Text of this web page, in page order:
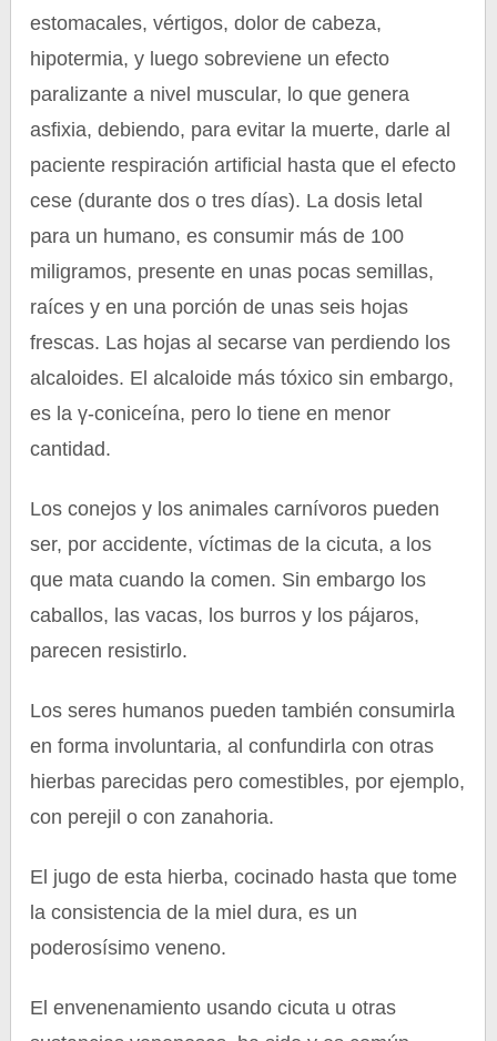
estomacales, vértigos, dolor de cabeza,
hipotermia, y luego sobreviene un efecto
paralizante a nivel muscular, lo que genera
asfixia, debiendo, para evitar la muerte, darle al
paciente respiración artificial hasta que el efecto
cese (durante dos o tres días). La dosis letal
para un humano, es consumir más de 100
miligramos, presente en unas pocas semillas,
raíces y en una porción de unas seis hojas
frescas. Las hojas al secarse van perdiendo los
alcaloides. El alcaloide más tóxico sin embargo,
es la γ-coniceína, pero lo tiene en menor
cantidad.
Los conejos y los animales carnívoros pueden
ser, por accidente, víctimas de la cicuta, a los
que mata cuando la comen. Sin embargo los
caballos, las vacas, los burros y los pájaros,
parecen resistirlo.
Los seres humanos pueden también consumirla
en forma involuntaria, al confundirla con otras
hierbas parecidas pero comestibles, por ejemplo,
con perejil o con zanahoria.
El jugo de esta hierba, cocinado hasta que tome
la consistencia de la miel dura, es un
poderosísimo veneno.
El envenenamiento usando cicuta u otras